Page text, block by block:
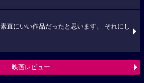
素直にいい作品だったと思います。 それにし
映画レビュー